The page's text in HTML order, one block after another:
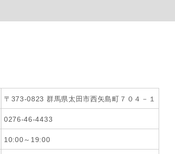
〒373-0823 群馬県太田市西矢島町７０４－１
0276-46-4433
10:00～19:00